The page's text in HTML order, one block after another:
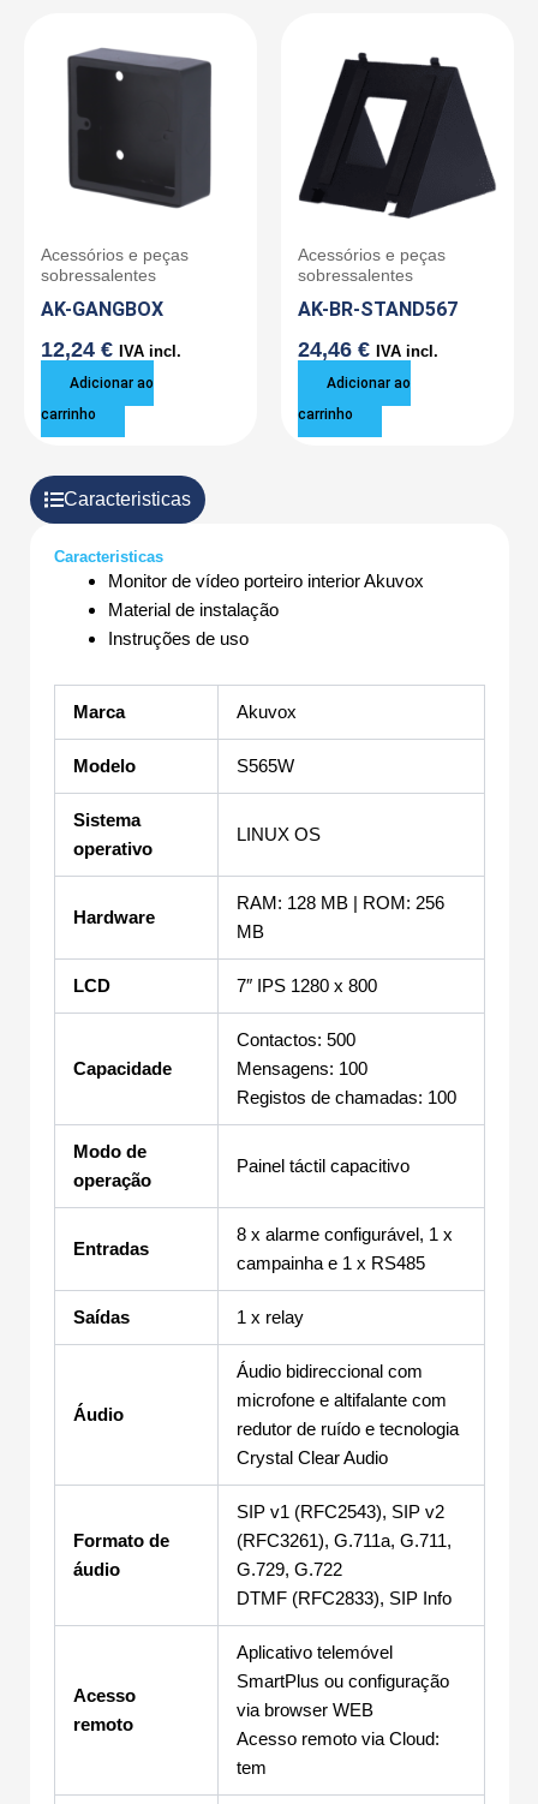
Acessórios e peças
sobressalentes
AK-GANGBOX
12,24 € IVA incl.
Adicionar ao
carrinho
Acessórios e peças
sobressalentes
AK-BR-STAND567
24,46 € IVA incl.
Adicionar ao
carrinho
Caracteristicas
Caracteristicas
Monitor de vídeo porteiro interior Akuvox
Material de instalação
Instruções de uso
Marca Akuvox
Modelo S565W
Sistema
operativo
LINUX OS
Hardware
RAM: 128 MB | ROM: 256
MB
LCD 7″ IPS 1280 x 800
Capacidade
Contactos: 500
Mensagens: 100
Registos de chamadas: 100
Modo de
operação
Painel táctil capacitivo
Entradas
8 x alarme configurável, 1 x
campainha e 1 x RS485
Saídas 1 x relay
Áudio
Áudio bidireccional com
microfone e altifalante com
redutor de ruído e tecnologia
Crystal Clear Audio
Formato de
áudio
SIP v1 (RFC2543), SIP v2
(RFC3261), G.711a, G.711,
G.729, G.722
DTMF (RFC2833), SIP Info
Acesso
remoto
Aplicativo telemóvel
SmartPlus ou configuração
via browser WEB
Acesso remoto via Cloud:
tem